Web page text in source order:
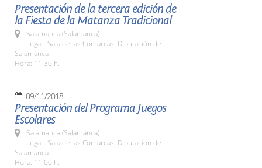
Presentación de la tercera edición de
la Fiesta de la Matanza Tradicional
Salamanca (Salamanca)
Lugar: Sala de las Comarcas. Diputación de
Salamanca
Hora: 11:30 h.
09/11/2018
Presentación del Programa Juegos
Escolares
Salamanca (Salamanca)
Lugar: Sala de las Comarcas. Diputación de
Salamanca
Hora: 11:00 h.